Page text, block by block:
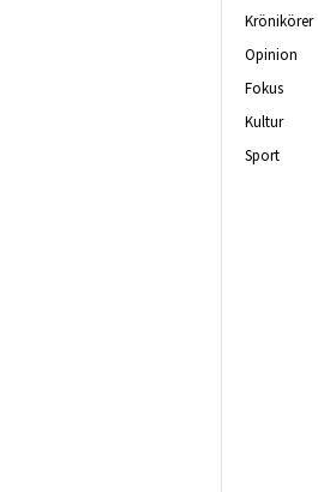
Krönikörer
Opinion
Fokus
Kultur
Sport